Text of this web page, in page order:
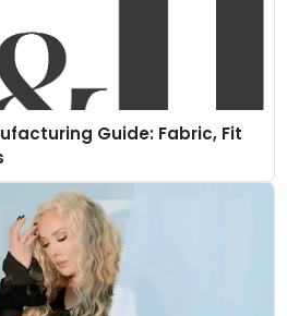
Guide: Fabric, Fit